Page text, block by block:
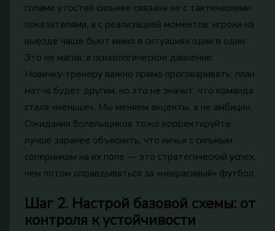
голами у гостей сильнее связана не с тактическими
показателями, а с реализацией моментов: игроки на
выезде чаще бьют мимо в ситуациях один в один.
Это не магия, а психологическое давление.
Новичку‑тренеру важно прямо проговаривать: план
матча будет другим, но это не значит, что команда
стала «меньше». Мы меняем акценты, а не амбиции.
Ожидания болельщиков тоже корректируйте:
лучше заранее объяснить, что ничья с сильным
соперником на их поле — это стратегический успех,
чем потом оправдываться за «некрасивый» футбол.
Шаг 2. Настрой базовой схемы: от
контроля к устойчивости